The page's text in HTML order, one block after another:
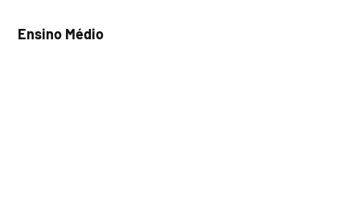
Ensino Médio